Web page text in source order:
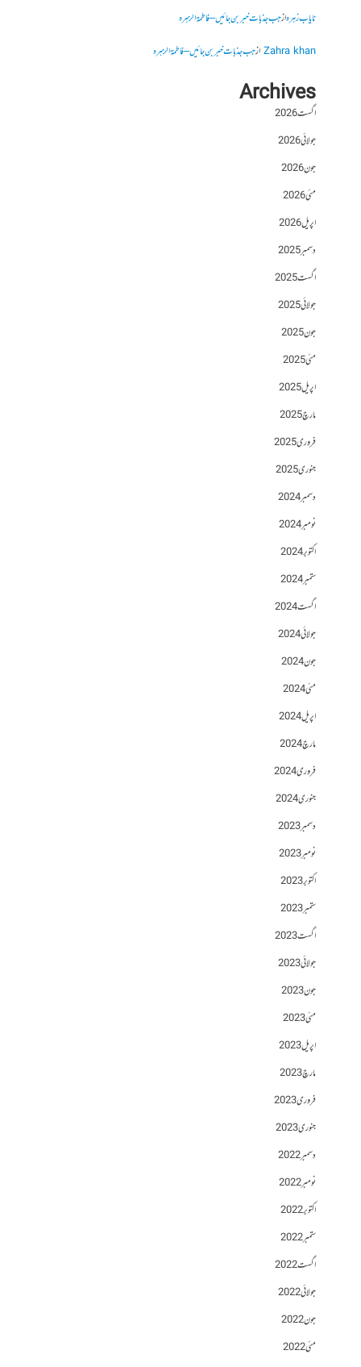
نایاب زہرہازجب جذبات خبر بن جائیں – فاطمۃالزہرہ
Zahra khanازجب جذبات خبر بن جائیں – فاطمۃالزہرہ
Archives
اگست 2026
جولائی 2026
جون 2026
مئی 2026
اپریل 2026
دسمبر 2025
اگست 2025
جولائی 2025
جون 2025
مئی 2025
اپریل 2025
مارچ 2025
فروری 2025
جنوری 2025
دسمبر 2024
نومبر 2024
اکتوبر 2024
ستمبر 2024
اگست 2024
جولائی 2024
جون 2024
مئی 2024
اپریل 2024
مارچ 2024
فروری 2024
جنوری 2024
دسمبر 2023
نومبر 2023
اکتوبر 2023
ستمبر 2023
اگست 2023
جولائی 2023
جون 2023
مئی 2023
اپریل 2023
مارچ 2023
فروری 2023
جنوری 2023
دسمبر 2022
نومبر 2022
اکتوبر 2022
ستمبر 2022
اگست 2022
جولائی 2022
جون 2022
مئی 2022